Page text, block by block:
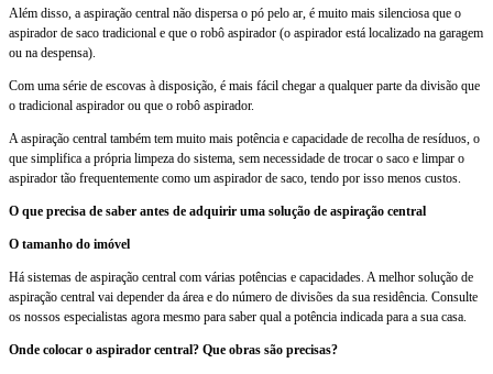
Além disso, a aspiração central não dispersa o pó pelo ar, é muito mais silenciosa que o
aspirador de saco tradicional e que o robô aspirador (o aspirador está localizado na garagem
ou na despensa).
Com uma série de escovas à disposição, é mais fácil chegar a qualquer parte da divisão que
o tradicional aspirador ou que o robô aspirador.
A aspiração central também tem muito mais potência e capacidade de recolha de resíduos, o
que simplifica a própria limpeza do sistema, sem necessidade de trocar o saco e limpar o
aspirador tão frequentemente como um aspirador de saco, tendo por isso menos custos.
O que precisa de saber antes de adquirir uma solução de aspiração central
O tamanho do imóvel
Há sistemas de aspiração central com várias potências e capacidades. A melhor solução de
aspiração central vai depender da área e do número de divisões da sua residência. Consulte
os nossos especialistas agora mesmo para saber qual a potência indicada para a sua casa.
Onde colocar o aspirador central? Que obras são precisas?